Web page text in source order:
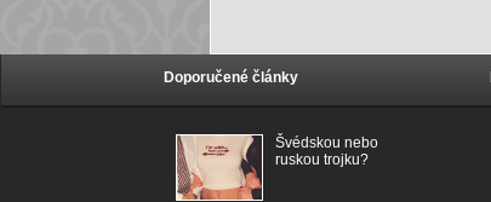
Doporučené články
Švédskou nebo
ruskou trojku?